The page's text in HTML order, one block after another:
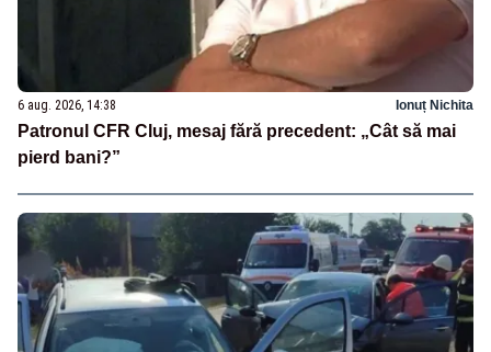
6 aug. 2026, 14:38 Ionuț Nichita
Patronul CFR Cluj, mesaj fără precedent: „Cât să mai
pierd bani?”